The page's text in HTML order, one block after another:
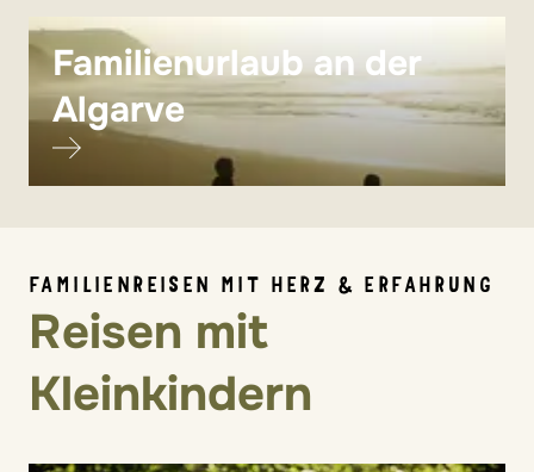
Familienurlaub an der
Algarve
FAMILIENREISEN MIT HERZ & ERFAHRUNG
Reisen mit
Kleinkindern